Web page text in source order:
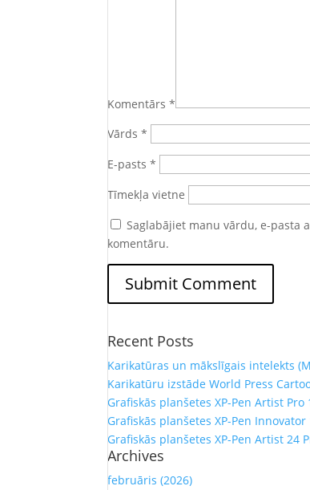
Komentārs*
Vārds*
E-pasts*
Tīmekļa vietne
Saglabājiet manu vārdu, e-pasta
komentāru.
Recent Posts
Karikatūras un mākslīgais intelekts
Karikatūru izstāde World Press
Grafiskās planšetes XP-Pen Artist Pro
Grafiskās planšetes XP-Pen Innovator
Grafiskās planšetes XP-Pen Artist 24
Archives
februāris (2026)